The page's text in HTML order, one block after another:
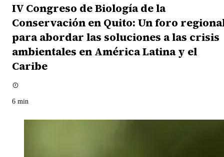
IV Congreso de Biología de la
Conservación en Quito: Un foro
para abordar las soluciones a las crisis
ambientales en América Latina y el
Caribe
6 min